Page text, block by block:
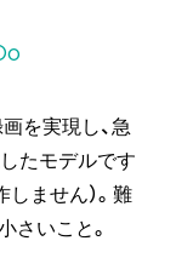
を実現し、急
たモデルです
ません）。難
さいこと。